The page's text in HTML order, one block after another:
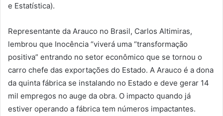
e Estatística).
Representante da Arauco no Brasil, Carlos Altimiras,
lembrou que Inocência “viverá uma “transformação
positiva” entrando no setor econômico que se tornou o
carro chefe das exportações do Estado. A Arauco é a dona
da quinta fábrica se instalando no Estado e deve gerar 14
mil empregos no auge da obra. O impacto quando já
estiver operando a fábrica tem números impactantes.